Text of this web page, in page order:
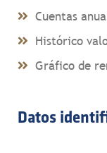
Cuentas
Histórico
Gráfico de
Datos